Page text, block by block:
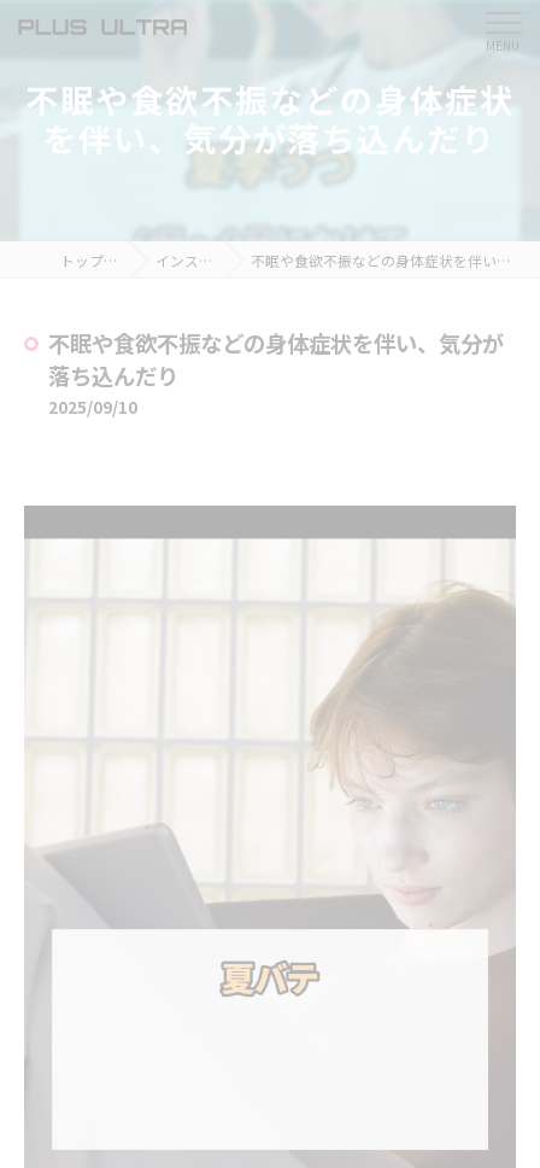
不眠や食欲不振などの身体症状
を伴い、気分が落ち込んだり
トップページ インスタ掲載 不眠や食欲不振などの身体症状を伴い、気分が落ち込んだり
不眠や食欲不振などの身体症状を伴い、気分が
落ち込んだり
2025/09/10